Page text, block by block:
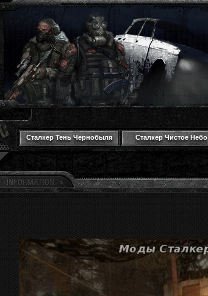
Сталкер Тень Чернобыля Сталкер Чистое Небо